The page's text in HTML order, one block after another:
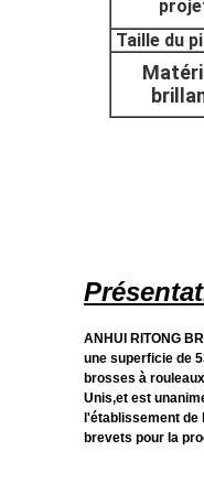
Taille du
ANHUI RITONG
une superficie de
brosses à
Unis,et est
l'établissement de
brevets pour la